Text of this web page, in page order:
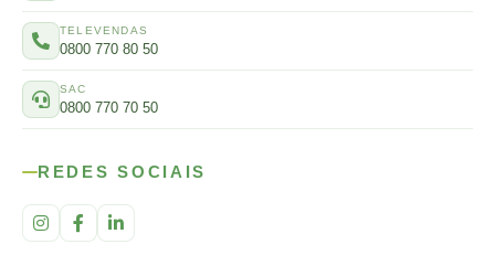
TELEVENDAS
0800 770 80 50
SAC
0800 770 70 50
REDES SOCIAIS